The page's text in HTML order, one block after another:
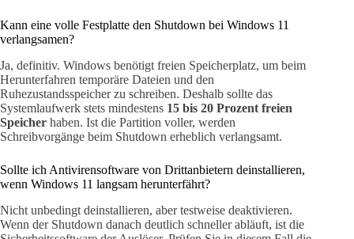
Kann eine volle Festplatte den Shutdown bei Windows 11
verlangsamen?
Ja, definitiv. Windows benötigt freien Speicherplatz, um beim
Herunterfahren temporäre Dateien und den
Ruhezustandsspeicher zu schreiben. Deshalb sollte das
Systemlaufwerk stets mindestens 15 bis 20 Prozent freien
Speicher haben. Ist die Partition voller, werden
Schreibvorgänge beim Shutdown erheblich verlangsamt.
Sollte ich Antivirensoftware von Drittanbietern deinstallieren,
wenn Windows 11 langsam herunterfährt?
Nicht unbedingt deinstallieren, aber testweise deaktivieren.
Wenn der Shutdown danach deutlich schneller abläuft, ist die